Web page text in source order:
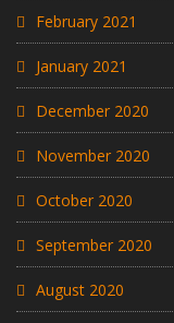
February 2021
January 2021
December 2020
November 2020
October 2020
September 2020
August 2020